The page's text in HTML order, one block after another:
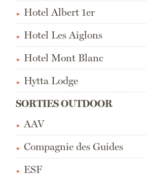
Hotel Albert 1er
Hotel Les Aiglons
Hotel Mont Blanc
Hytta Lodge
SORTIES OUTDOOR
AAV
Compagnie des Guides
ESF